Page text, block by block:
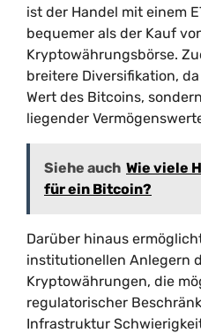
ist der Handel mit einem
bequemer als der Kauf
Kryptowährungsbörse.
breitere Diversifikation,
Wert des Bitcoins,
liegender
Siehe auch Wie viele
für ein Bitcoin?
Darüber hinaus
institutionellen Anlegern
Kryptowährungen, die
regulatorischer
Infrastruktur